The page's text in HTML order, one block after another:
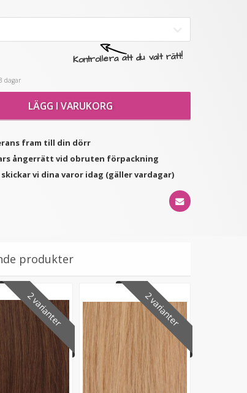
för isättning av
- Svart
★ ★
kr 249 kr
VARUKORG
Mizzy Tangler brush -
Leopardmönster rosa
LÄGG I VARUKORG
Kontrollera att du valt rätt!
dagar
LÄGG I VARUKORG
fram till din dörr
ångerrätt vid obruten förpackning
skickar vi dina varor idag (gäller vardagar)
produkter
2 varianter 2 varianter